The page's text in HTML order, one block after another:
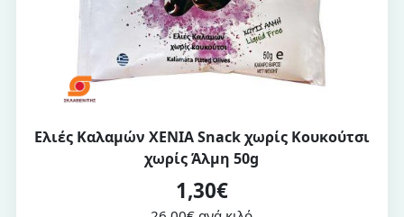
Ελιές Καλαμών ΧΕΝΙΑ Snack χωρίς Κουκούτσι
χωρίς Άλμη 50g
1,30€